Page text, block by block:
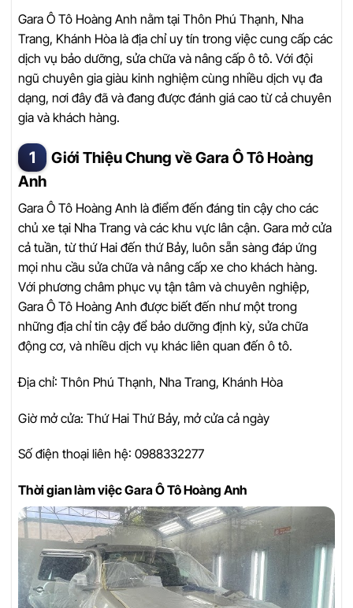
Gara Ô Tô Hoàng Anh nằm tại Thôn Phú Thạnh, Nha
Trang, Khánh Hòa là địa chỉ uy tín trong việc cung cấp các
dịch vụ bảo dưỡng, sửa chữa và nâng cấp ô tô. Với đội
ngũ chuyên gia giàu kinh nghiệm cùng nhiều dịch vụ đa
dạng, nơi đây đã và đang được đánh giá cao từ cả chuyên
gia và khách hàng.
Giới Thiệu Chung về Gara Ô Tô Hoàng
Anh
Gara Ô Tô Hoàng Anh là điểm đến đáng tin cậy cho các
chủ xe tại Nha Trang và các khu vực lân cận. Gara mở cửa
cả tuần, từ thứ Hai đến thứ Bảy, luôn sẵn sàng đáp ứng
mọi nhu cầu sửa chữa và nâng cấp xe cho khách hàng.
Với phương châm phục vụ tận tâm và chuyên nghiệp,
Gara Ô Tô Hoàng Anh được biết đến như một trong
những địa chỉ tin cậy để bảo dưỡng định kỳ, sửa chữa
động cơ, và nhiều dịch vụ khác liên quan đến ô tô.
Địa chỉ: Thôn Phú Thạnh, Nha Trang, Khánh Hòa
Giờ mở cửa: Thứ Hai Thứ Bảy, mở cửa cả ngày
Số điện thoại liên hệ: 0988332277
Thời gian làm việc Gara Ô Tô Hoàng Anh